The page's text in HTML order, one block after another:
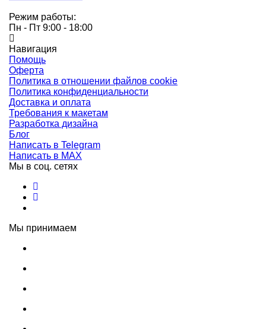
Режим работы:
Пн - Пт 9:00 - 18:00
Навигация
Помощь
Оферта
Политика в отношении файлов cookie
Политика конфиденциальности
Доставка и оплата
Требования к макетам
Разработка дизайна
Блог
Написать в Telegram
Написать в MAX
Мы в соц. сетях
Мы принимаем